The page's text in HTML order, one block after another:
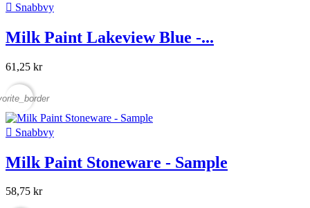
 Snabbvy
Milk Paint Lakeview Blue -...
61,25 kr
 Snabbvy
Milk Paint Stoneware - Sample
58,75 kr